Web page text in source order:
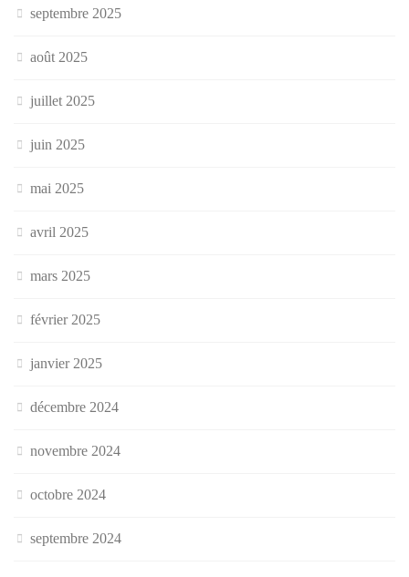
septembre 2025
août 2025
juillet 2025
juin 2025
mai 2025
avril 2025
mars 2025
février 2025
janvier 2025
décembre 2024
novembre 2024
octobre 2024
septembre 2024